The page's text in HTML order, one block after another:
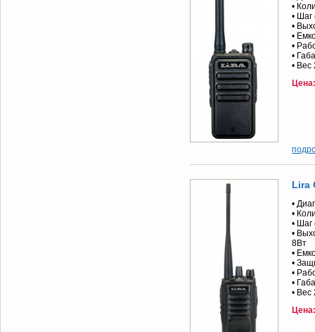
•
• Шаг
•
•
•
•
• Вес
Lira
•
•
• Шаг
•
8Вт
•
•
•
•
• Вес